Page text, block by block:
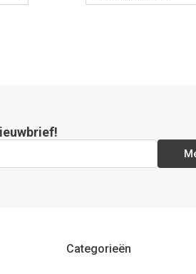
Categorieën